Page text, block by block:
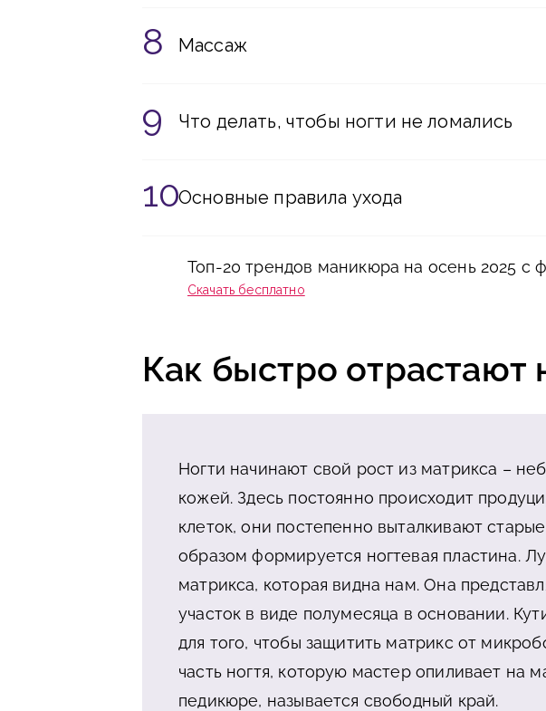
Массаж
Что делать, чтобы ногти не ломались
Основные правила ухода
Топ-20 трендов маникюра на осень 2025 с
Скачать бесплатно
Как быстро отрастают
Ногти начинают свой рост из матрикса –
кожей. Здесь постоянно происходит
клеток, они постепенно выталкивают
образом формируется ногтевая пластина.
матрикса, которая видна нам. Она
участок в виде полумесяца в основании.
для того, чтобы защитить матрикс от
часть ногтя, которую мастер опиливает на
педикюре, называется свободный край.